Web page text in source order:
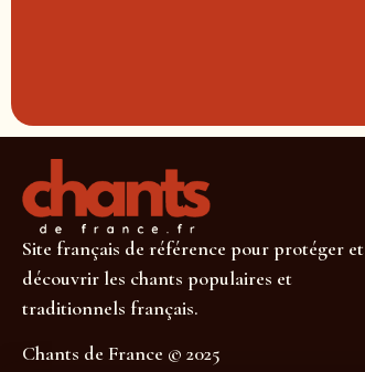
Site français de référence pour protéger et
découvrir les chants populaires et
traditionnels français.
Chants de France © 2025